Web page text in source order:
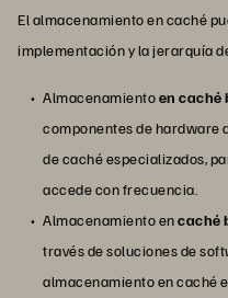
El almacenamiento en caché
implementación y la jerarquía
Almacenamientoen caché
componentes de hardware
de caché especializados,
accede con frecuencia.
Almacenamiento encaché
través de soluciones de
almacenamiento en caché